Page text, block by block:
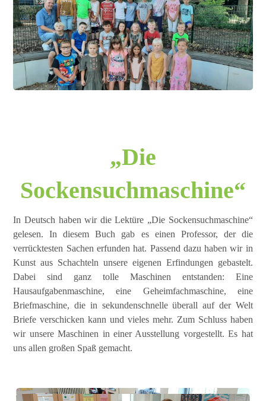
„Die
Sockensuchmaschine“
In Deutsch haben wir die Lektüre „Die Sockensuchmaschine“
gelesen. In diesem Buch gab es einen Professor, der die
verrücktesten Sachen erfunden hat. Passend dazu haben wir in
Kunst aus Schachteln unsere eigenen Erfindungen gebastelt.
Dabei sind ganz tolle Maschinen entstanden: Eine
Hausaufgabenmaschine, eine Geheimfachmaschine, eine
Briefmaschine, die in sekundenschnelle überall auf der Welt
Briefe verschicken kann und vieles mehr. Zum Schluss haben
wir unsere Maschinen in einer Ausstellung vorgestellt. Es hat
uns allen großen Spaß gemacht.